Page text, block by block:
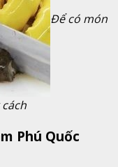
Để có món
Phú Quốc